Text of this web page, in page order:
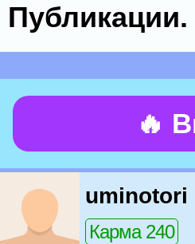
🔥
uminotori
Карма 240